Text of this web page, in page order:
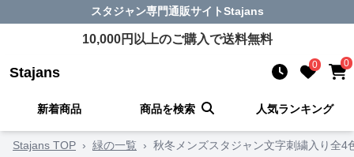
スタジャン専門通販サイトStajans
10,000円以上のご購入で送料無料
Stajans 0 0
新着商品 商品を検索 人気ランキング
Stajans TOP › 緑の一覧 › 秋冬メンズスタジャン文字刺繍入り全4